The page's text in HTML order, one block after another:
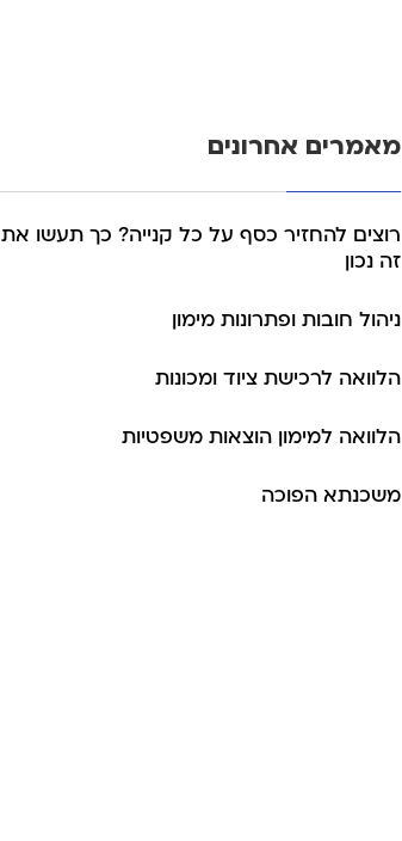
מאמרים אחרונים
רוצים להחזיר כסף על כל קנייה? כך תעשו את
זה נכון
ניהול חובות ופתרונות מימון
הלוואה לרכישת ציוד ומכונות
הלוואה למימון הוצאות משפטיות
משכנתא הפוכה